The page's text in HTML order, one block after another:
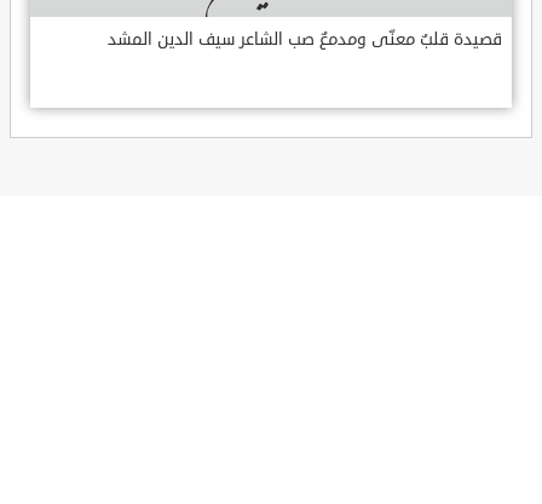
قصيدة قلبٌ معنّى ومدمعٌ صب الشاعر سيف الدين المشد